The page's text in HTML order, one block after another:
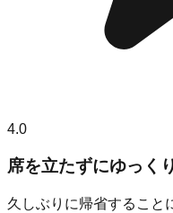
4.0
席を立たずにゆっく
久しぶりに帰省すること